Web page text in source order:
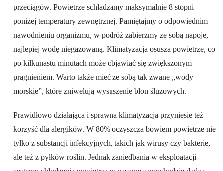
przeciągów. Powietrze schładzamy maksymalnie 8 stopni
poniżej temperatury zewnętrznej. Pamiętajmy o odpowiednim
nawodnieniu organizmu, w podróż zabierzmy ze sobą napoje,
najlepiej wodę niegazowaną. Klimatyzacja osusza powietrze, co
po kilkunastu minutach może objawiać się zwiększonym
pragnieniem. Warto także mieć ze sobą tak zwane „wody
morskie”, które zniwelują wysuszenie błon śluzowych.
Prawidłowo działająca i sprawna klimatyzacja przyniesie też
korzyść dla alergików. W 80% oczyszcza bowiem powietrze nie
tylko z substancji infekcyjnych, takich jak wirusy czy bakterie,
ale też z pyłków roślin. Jednak zaniedbania w eksploatacji